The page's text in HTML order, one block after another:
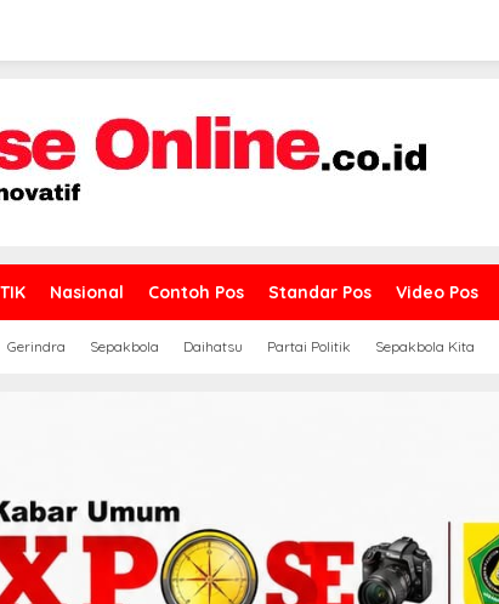
Nasional Contoh Pos Standar Pos Video Pos
Gerindra Sepakbola Daihatsu Partai Politik Sepakbola Kita